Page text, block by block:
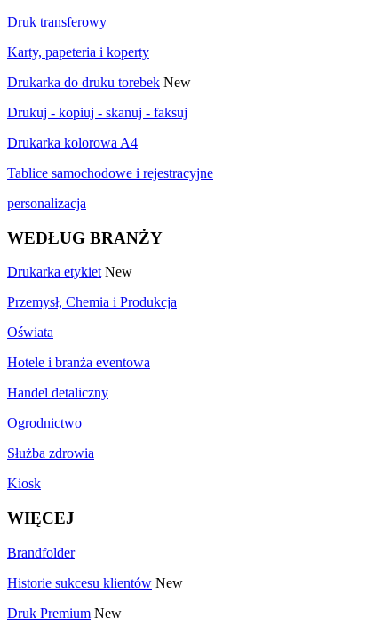
Druk transferowy
Karty, papeteria i koperty
Drukarka do druku torebek New
Drukuj - kopiuj - skanuj - faksuj
Drukarka kolorowa A4
Tablice samochodowe i rejestracyjne
personalizacja
WEDŁUG BRANŻY
Drukarka etykiet New
Przemysł, Chemia i Produkcja
Oświata
Hotele i branża eventowa
Handel detaliczny
Ogrodnictwo
Służba zdrowia
Kiosk
WIĘCEJ
Brandfolder
Historie sukcesu klientów New
Druk Premium New